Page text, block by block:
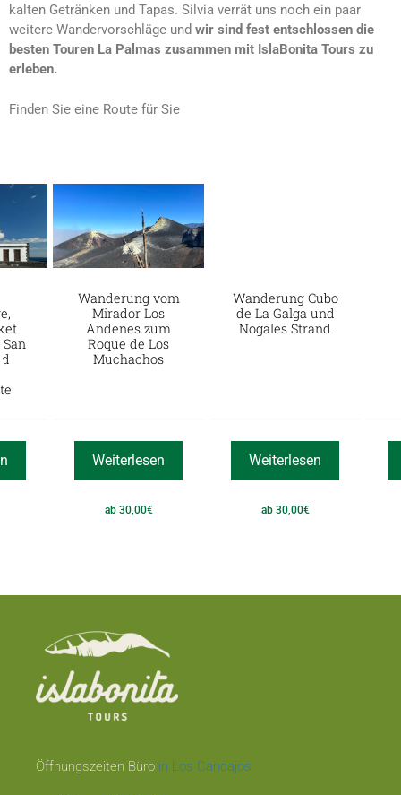
kalten Getränken und Tapas. Silvia verrät uns noch ein paar
weitere Wandervorschläge und wir sind fest entschlossen die
besten Touren La Palmas zusammen mit IslaBonita Tours zu
erleben.
Finden Sie eine Route für Sie
Wanderung vom
Mirador Los
Andenes zum
Roque de Los
Muchachos
Weiterlesen
ab 30,00€
Wanderung Cubo
de La Galga und
Nogales Strand
Weiterlesen
ab 30,00€
Öffnungszeiten Büro in Los Cancajos